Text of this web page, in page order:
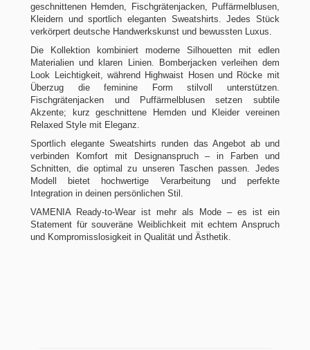
geschnittenen Hemden, Fischgrätenjacken, Puffärmelblusen,
Kleidern und sportlich eleganten Sweatshirts. Jedes Stück
verkörpert deutsche Handwerkskunst und bewussten Luxus.
Die Kollektion kombiniert moderne Silhouetten mit edlen
Materialien und klaren Linien. Bomberjacken verleihen dem
Look Leichtigkeit, während Highwaist Hosen und Röcke mit
Überzug die feminine Form stilvoll unterstützen.
Fischgrätenjacken und Puffärmelblusen setzen subtile
Akzente; kurz geschnittene Hemden und Kleider vereinen
Relaxed Style mit Eleganz.
Sportlich elegante Sweatshirts runden das Angebot ab und
verbinden Komfort mit Designanspruch – in Farben und
Schnitten, die optimal zu unseren Taschen passen. Jedes
Modell bietet hochwertige Verarbeitung und perfekte
Integration in deinen persönlichen Stil.
VAMENIA Ready‑to‑Wear ist mehr als Mode – es ist ein
Statement für souveräne Weiblichkeit mit echtem Anspruch
und Kompromisslosigkeit in Qualität und Ästhetik.